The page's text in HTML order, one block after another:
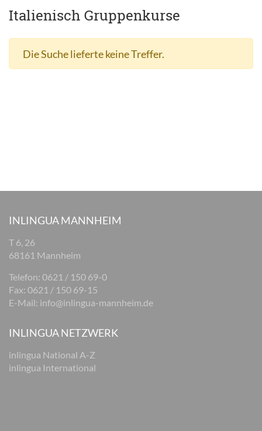
Italienisch Gruppenkurse
Die Suche lieferte keine Treffer.
INLINGUA MANNHEIM
T 6, 26
68161 Mannheim
Telefon: 0621 / 150 69-0
Fax: 0621 / 150 69-15
E-Mail: info@inlingua-mannheim.de
INLINGUA NETZWERK
inlingua National A-Z
inlingua International